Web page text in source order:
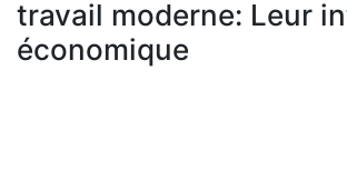
travail moderne: Leur
économique